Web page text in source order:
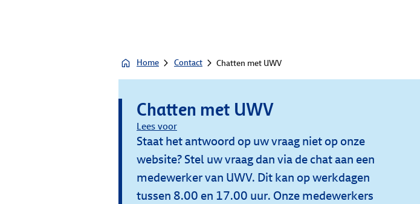
Home Contact Chatten met UWV
Chatten met UWV
Lees voor
Staat het antwoord op uw vraag niet op onze
website? Stel uw vraag dan via de chat aan een
medewerker van UWV. Dit kan op werkdagen
tussen 8.00 en 17.00 uur. Onze medewerkers